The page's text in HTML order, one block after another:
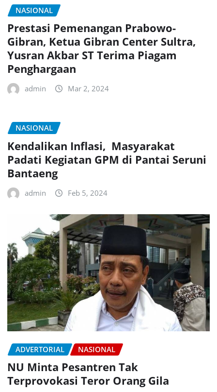
NASIONAL
Prestasi Pemenangan Prabowo-
Gibran, Ketua Gibran Center Sultra,
Yusran Akbar ST Terima Piagam
Penghargaan
admin Mar 2, 2024
NASIONAL
Kendalikan Inflasi, Masyarakat
Padati Kegiatan GPM di Pantai Seruni
Bantaeng
admin Feb 5, 2024
ADVERTORIAL NASIONAL
NU Minta Pesantren Tak
Terprovokasi Teror Orang Gila